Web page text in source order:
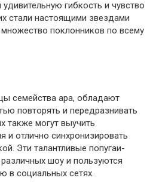
гибкость и чувство
стали настоящими звездами
поклонников по всему
семейства ара, обладают
повторять и передразнивать
также могут выучить
и отлично синхронизировать
Эти талантливые попугаи-
шоу и пользуются
в социальных сетях.